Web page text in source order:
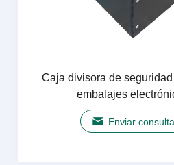
Caja divisora ​​de
embalajes
Enviar consulta